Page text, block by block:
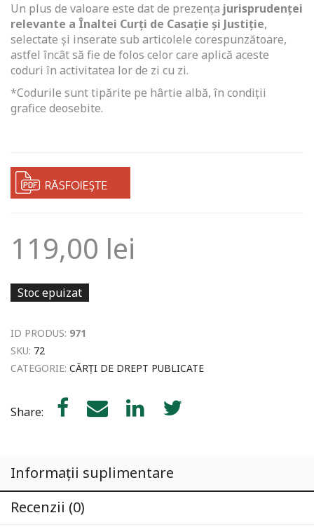
Un plus de valoare este dat de prezența jurisprudenței
relevante a Înaltei Curți de Casație și Justiție,
selectate și inserate sub articolele corespunzătoare,
astfel încât să fie de folos celor care aplică aceste
coduri în activitatea lor de zi cu zi.
*Codurile sunt tipărite pe hârtie albă, în condiții
grafice deosebite.
119,00 lei
Stoc epuizat
ID PRODUS: 971
SKU: 72
CATEGORIE: CĂRȚI DE DREPT PUBLICATE
Share:
Informații suplimentare
Recenzii (0)